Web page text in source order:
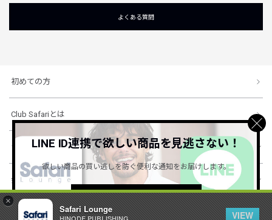
×
Safari Lounge
VIEW
よくある質問
初めての方
Club Safariとは
ショッピングガイド
会社概要・規約
LINE ID連携で欲しい商品を見逃さない！
欲しい商品の買い逃しを防ぐ便利な通知をお届けします。
詳しくはこちら ＞